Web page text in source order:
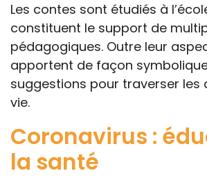
Les contes sont étudiés à
constituent le support de
pédagogiques. Outre leur
apportent de façon
suggestions pour traverser les
vie.
Coronavirus :
la santé